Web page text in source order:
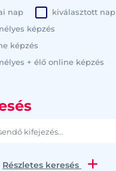
nap
kiválasztott nap
képzés
képzés
+ élő online képzés
Részletes keresés